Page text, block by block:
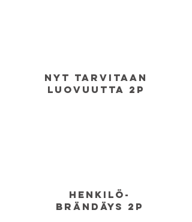
Nyt tarvitaan
luovuutta 2p
henkilö-
brändäys 2p